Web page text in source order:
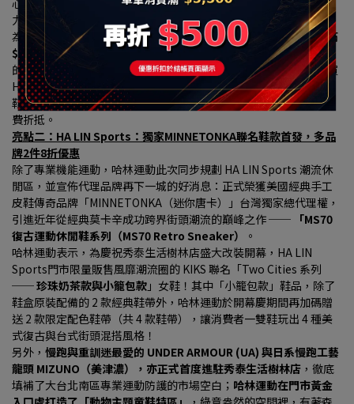
心儀的跑鞋，在跑步機上模擬真實慢跑姿態，測試鞋款避震與抓地
力，強強聯手打造實體零售「沉浸式體驗」新門市。
為歡慶改裝開幕，
HA LIN Running專區商品全面 9 折，更新增「滿
$3,600 折$300、滿 $5,500 折 $500」 的現折優惠。
最讓跑友心動
的是，只要購買鞋款的「原價金額滿 $3,000 元以上」（不論是購買
HOKA 限量優惠跑鞋，或是Asics、BROOKS的頂級專業機能跑
鞋），再加碼送上 「哈林運動家族品牌600元抵用券」可於下次消
費折抵。
亮點二：HA LIN Sports：獨家MINNETONKA聯名鞋款首發，多品
牌2件8折優惠
除了專業機能運動，哈林運動此次同步規劃 HA LIN Sports 潮流休
閒區，並宣佈代理品牌再下一城的好消息：正式榮獲美國經典手工
皮鞋傳奇品牌「MINNETONKA（迷你唐卡）」台灣獨家總代理權，
引進近年從經典莫卡辛成功跨界街頭潮流的巔峰之作 ── 「MS70
復古運動休閒鞋系列（MS70 Retro Sneaker）
。
哈林運動表示，為慶祝秀泰生活樹林店盛大改裝開幕，HA LIN
Sports門市限量販售風靡潮流圈的 KIKS 聯名「Two Cities 系列
── 珍珠奶茶款與小籠包款 」女鞋！其中「小籠包款」鞋品，除了
鞋盒原裝配備的 2 款經典鞋帶外，哈林運動於開幕慶期間再加碼贈
送 2 款限定配色鞋帶（共 4 款鞋帶），讓消費者一雙鞋玩出 4 種美
式復古與台式街頭混搭風格！
另外， 慢跑與重訓迷最愛的 UNDER ARMOUR (UA) 與日系慢跑工藝
龍頭 MIZUNO（美津濃），亦正式首度進駐秀泰生活樹林店 ，徹底
填補了大台北南區專業運動防護的市場空白； 哈林運動在門市黃金